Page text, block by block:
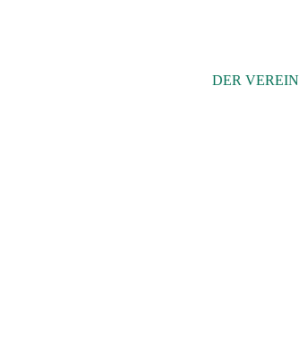
DER VEREIN